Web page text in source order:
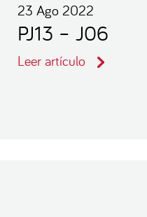
23 Ago 2022
PJ13 – J06
Leer artículo